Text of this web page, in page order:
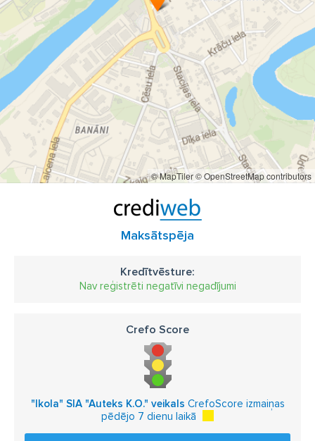
© MapTiler© OpenStreetMap contributors
Maksātspēja
Kredītvēsture:
Nav reģistrēti negatīvi negadījumi
Crefo Score
"Ikola" SIA "Auteks K.O." veikals CrefoScore izmaiņas
pēdējo 7 dienu laikā